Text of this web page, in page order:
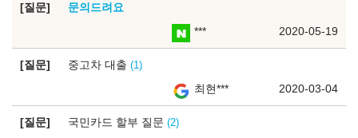
질문
문의드려요
2020-05-19
***
질문 중고차 대출 1
2020-03-04
최현***
질문 국민카드 할부 질문 2